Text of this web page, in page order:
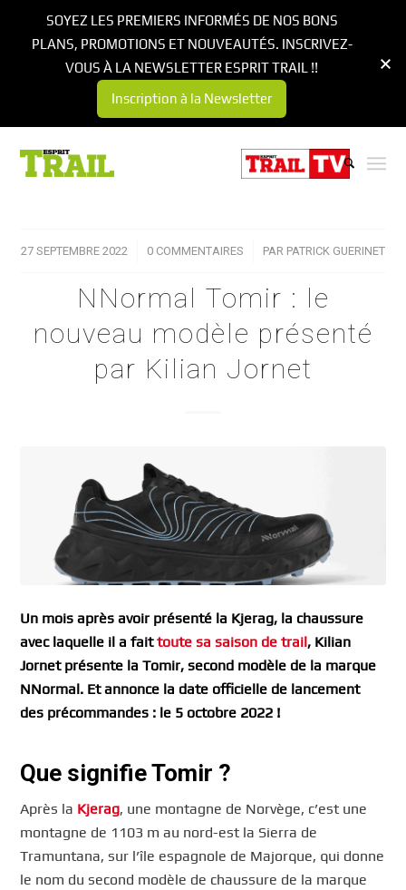
27 SEPTEMBRE 2022
/ 0 COMMENTAIRES
/ PAR PATRICK GUERINET
NNormal Tomir : le
nouveau modèle présenté
par Kilian Jornet
Un mois après avoir présenté la Kjerag, la chaussure
avec laquelle il a faittoute sa saison de trail, Kilian
Jornet présente la Tomir, second modèle de la marque
NNormal. Et annonce la date officielle de lancement
des précommandes : le 5 octobre 2022 !
Que signifie Tomir ?
Après la Kjerag, une montagne de Norvège, c’est une
montagne de 1103 m au nord-est la Sierra de
Tramuntana, sur l’île espagnole de Majorque, qui donne
le nom du second modèle de chaussure de la marque
SOYEZ LES PREMIERS INFORMÉS DE NOS BONS
PLANS, PROMOTIONS ET NOUVEAUTÉS. INSCRIVEZ-
VOUS À LA NEWSLETTER ESPRIT TRAIL !!
Inscription à la Newsletter